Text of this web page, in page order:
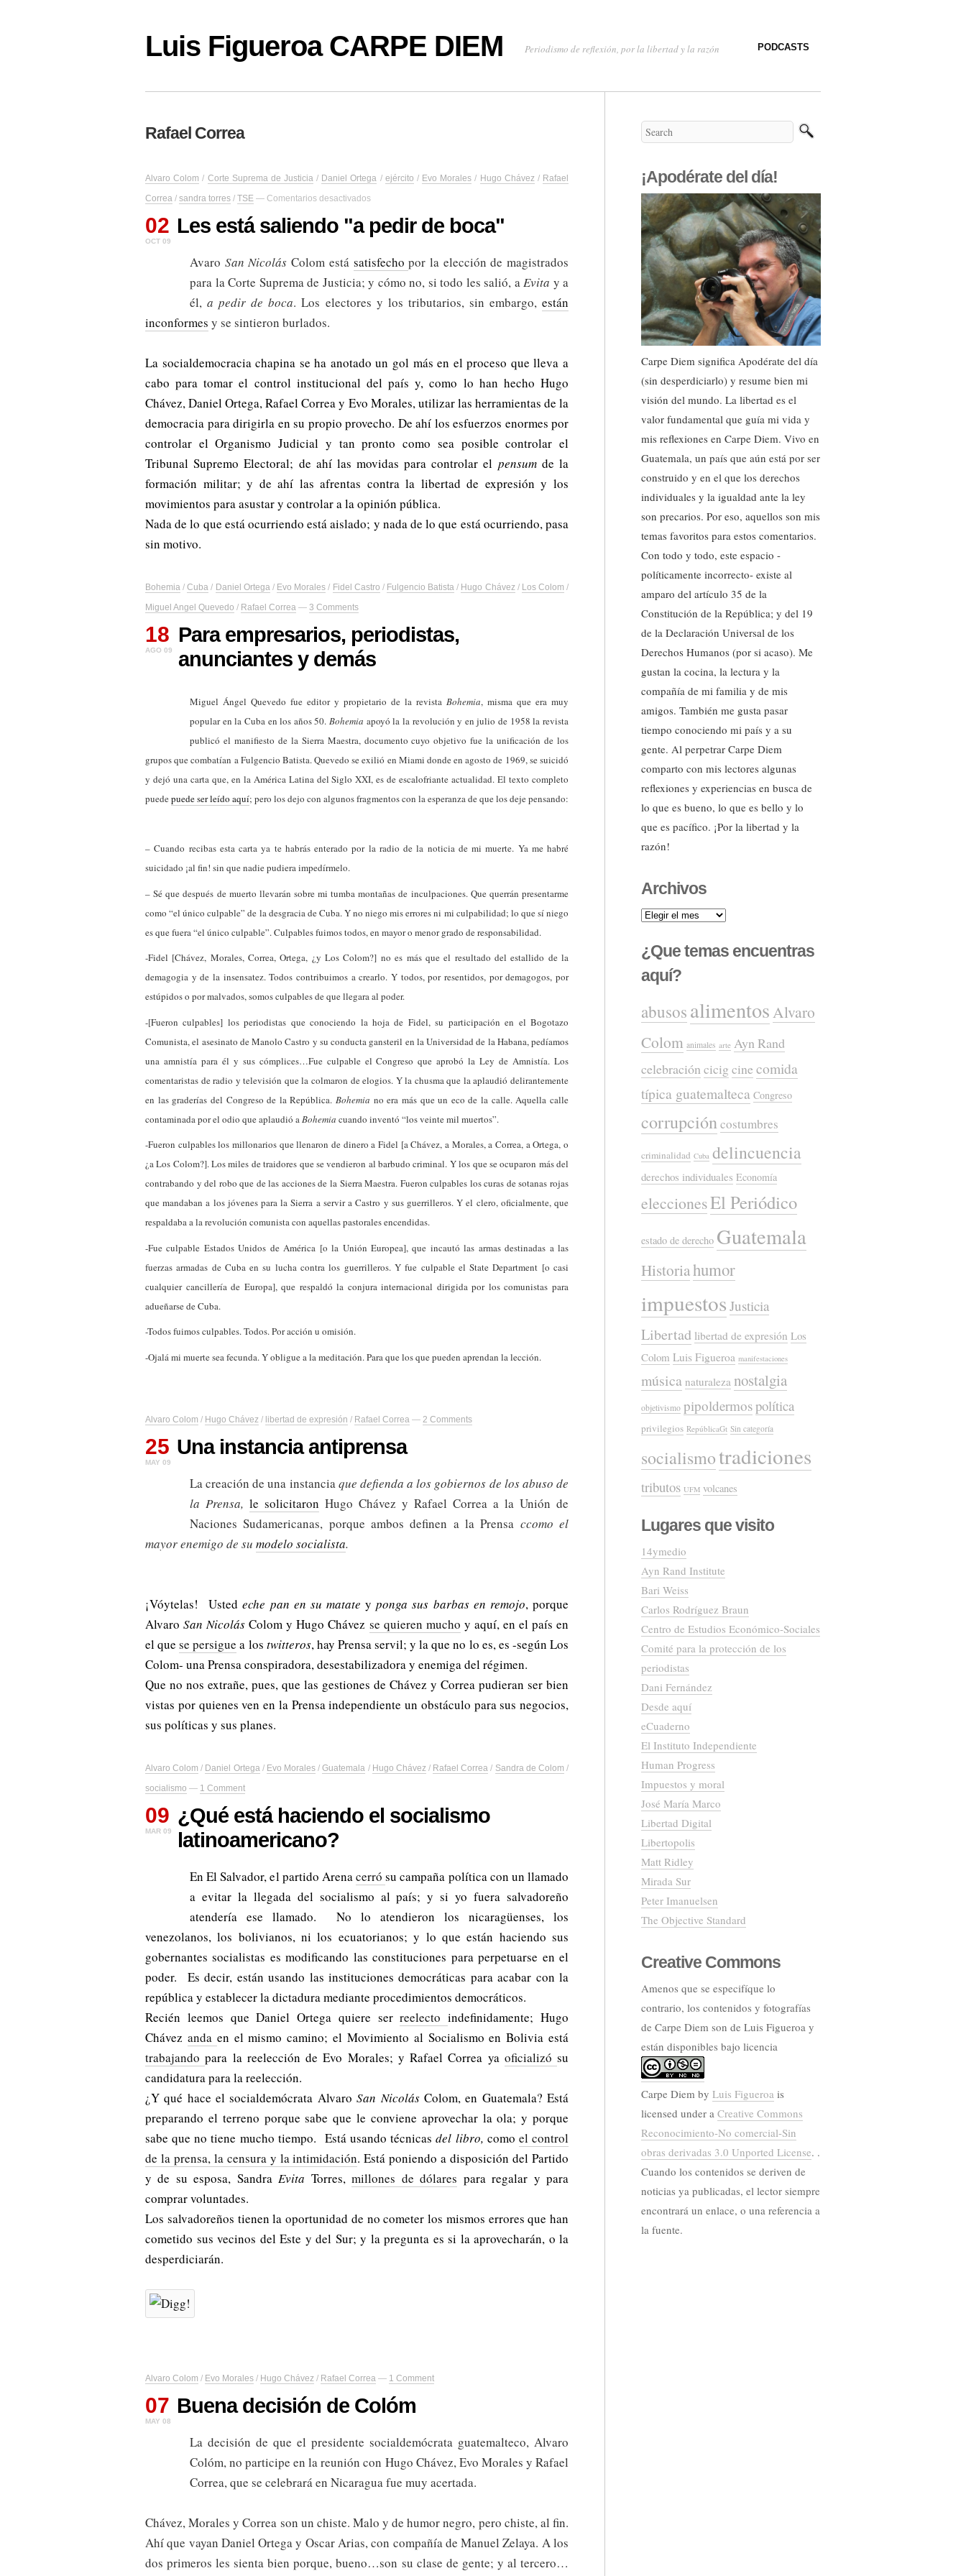
Luis Figueroa CARPE DIEM Periodismo de reflexión, por la libertad y la razón PODCASTS
Rafael Correa
Alvaro Colom / Corte Suprema de Justicia/ Daniel Ortega / ejército / Evo Morales / Hugo Chávez/ Rafael
Correa / sandra torres / TSE — Comentarios desactivados
saliendo
pedir
de
boca"
02
OCT 09
Les está saliendo "a pedir de boca"
Avaro San Nicolás Colom está satisfechopor la elección de magistrados
para la Corte Suprema de Justicia; y cómo no, si todo les salió, aEvita y a
él,a pedir de boca. Los electores y los tributarios, sin embargo,están
inconformes y se sintieron burlados.
La socialdemocracia chapina se ha anotado un gol más en el proceso que lleva a
cabo para tomar el control institucional del país y, como lo han hecho Hugo
Chávez, Daniel Ortega, Rafael Correa y Evo Morales, utilizar las herramientas de la
democracia para dirigirla en su propio provecho. De ahí los esfuerzos enormes por
controlar el Organismo Judicial y tan pronto como sea posible controlar el
Tribunal Supremo Electoral; de ahí las movidas para controlar el pensum de la
formación militar; y de ahí las afrentas contra la libertad de expresión y los
movimientos para asustar y controlar a la opinión pública.
Nada de lo que está ocurriendo está aislado; y nada de lo que está ocurriendo, pasa
sin motivo.
Bohemia /Cuba / Daniel Ortega/ Evo Morales / Fidel Castro / Fulgencio Batista / Hugo Chávez/ Los Colom /
Miguel Angel Quevedo / Rafael Correa — 3 Comments
18
AGO 09
Para empresarios, periodistas,
anunciantes y demás
Miguel Ángel Quevedo fue editor y propietario de la revista Bohemia, misma que era muy
popular en la Cuba en los años 50.Bohemia apoyó la la revolución y en julio de 1958 la revista
publicó el manifiesto de la Sierra Maestra, documento cuyo objetivo fue la unificación de los
grupos que combatían a Fulgencio Batista. Quevedo se exilió en Miami donde en agosto de 1969, se suicidó
y dejó una carta que, en la América Latina del Siglo XXI, es de escalofriante actualidad. El texto completo
puedepuede ser leído aquí; pero los dejo con algunos fragmentos con la esperanza de que los deje pensando:
–Cuando recibas esta carta ya te habrás enterado por la radio de la noticia de mi muerte. Ya me habré
suicidado ¡al fin! sin que nadie pudiera impedírmelo.
– Sé que después de muerto llevarán sobre mi tumba montañas de inculpaciones. Que querrán presentarme
como “el único culpable” de la desgracia de Cuba. Y no niego mis errores ni mi culpabilidad; lo que sí niego
es que fuera “el único culpable”. Culpables fuimos todos, en mayor o menor grado de responsabilidad.
-Fidel [Chávez, Morales, Correa, Ortega, ¿y Los Colom?] no es más que el resultado del estallido de la
demagogia y de la insensatez. Todos contribuimos a crearlo. Y todos, por resentidos, por demagogos, por
estúpidos o por malvados, somos culpables de que llegara al poder.
-[Fueron culpables] los periodistas que conociendo la hoja de Fidel, su participación en el Bogotazo
Comunista, el asesinato de Manolo Castro y su conducta gansteril en la Universidad de la Habana, pedíamos
una amnistía para él y sus cómplices…Fue culpable el Congreso que aprobó la Ley de Amnistía. Los
comentaristas de radio y televisión que la colmaron de elogios. Y la chusma que la aplaudió delirantemente
en las graderías del Congreso de la República.Bohemia no era más que un eco de la calle. Aquella calle
contaminada por el odio que aplaudió aBohemia cuando inventó “los veinte mil muertos”.
-Fueron culpables los millonarios que llenaron de dinero a Fidel [a Chávez, a Morales, a Correa, a Ortega, o
¿a Los Colom?]. Los miles de traidores que se vendieron al barbudo criminal. Y los que se ocuparon más del
contrabando y del robo que de las acciones de la Sierra Maestra. Fueron culpables los curas de sotanas rojas
que mandaban a los jóvenes para la Sierra a servir a Castro y sus guerrilleros. Y el clero, oficialmente, que
respaldaba a la revolución comunista con aquellas pastorales encendidas.
-Fue culpable Estados Unidos de América [o la Unión Europea], que incautó las armas destinadas a las
fuerzas armadas de Cuba en su lucha contra los guerrilleros. Y fue culpable el State Department [o casi
cualquier cancillería de Europa], que respaldó la conjura internacional dirigida por los comunistas para
adueñarse de Cuba.
-Todos fuimos culpables. Todos. Por acción u omisión.
-Ojalá mi muerte sea fecunda. Y obligue a la meditación. Para que los que pueden aprendan la lección.
Alvaro Colom / Hugo Chávez / libertad de expresión / Rafael Correa — 2 Comments
25
MAY 09
Una instancia antiprensa
La creación de una instanciaque defienda a los gobiernos de los abuso de
la Prensa, le solicitaron Hugo Chávez y Rafael Correa a la Unión de
Naciones Sudamericanas, porque ambos definen a la Prensa ccomo el
mayor enemigo de su modelo socialista.
¡Vóytelas! Ustedeche pan en su matate yponga sus barbas en remojo, porque
AlvaroSan Nicolás Colom y Hugo Chávez se quieren mucho y aquí, en el país en
el quese persigue a los twitteros, hay Prensa servil; y la que no lo es, es -según Los
Colom- una Prensa conspiradora, desestabilizadora y enemiga del régimen.
Que no nos extrañe, pues, que las gestiones de Chávez y Correa pudieran ser bien
vistas por quienes ven en la Prensa independiente un obstáculo para sus negocios,
sus políticas y sus planes.
Alvaro Colom / Daniel Ortega / Evo Morales /Guatemala / Hugo Chávez / Rafael Correa / Sandra de Colom /
socialismo — 1 Comment
09
MAR 09
¿Qué está haciendo el socialismo
latinoamericano?
En El Salvador, el partido Arenacerrósu campaña política con un llamado
a evitar la llegada del socialismo al país; y si yo fuera salvadoreño
atendería ese llamado. No lo atendieron los nicaragüenses, los
venezolanos, los bolivianos, ni los ecuatorianos; y lo que están haciendo sus
gobernantes socialistas es modificando las constituciones para perpetuarse en el
poder. Es decir, están usando las instituciones democráticas para acabar con la
república y establecer la dictadura mediante procedimientos democráticos.
Recién leemos que Daniel Ortega quiere serreelectoindefinidamente; Hugo
Chávez anda en el mismo camino; el Movimiento al Socialismo en Bolivia está
trabajandopara la reelección de Evo Morales; y Rafael Correa ya oficializó su
candidatura para la reelección.
¿Y qué hace el socialdemócrata AlvaroSan NicolásColom, en Guatemala? Está
preparando el terreno porque sabe que le conviene aprovechar la ola; y porque
sabe que no tiene mucho tiempo. Está usando técnicasdel libro, como el control
de la prensa, la censura y la intimidación. Está poniendo a disposición del Partido
y de su esposa, SandraEvita Torres,millones de dólares para regalar y para
comprar voluntades.
Los salvadoreños tienen la oportunidad de no cometer los mismos errores que han
cometido sus vecinos del Este y del Sur; y la pregunta es si la aprovecharán, o la
desperdiciarán.
Alvaro Colom / Evo Morales / Hugo Chávez / Rafael Correa — 1 Comment
07
MAY 08
Buena decisión de Colóm
La decisión de que el presidente socialdemócrata guatemalteco, Alvaro
Colóm, no participe en la reunión con Hugo Chávez, Evo Morales y Rafael
Correa, que se celebrará en Nicaragua fue muy acertada.
Chávez, Morales y Correa son un chiste. Malo y de humor negro, pero chiste, al fin.
Ahí que vayan Daniel Ortega y Oscar Arias, con compañía de Manuel Zelaya. A los
dos primeros les sienta bien porque, bueno…son su clase de gente; y al tercero…
¡Apodérate del día!
Carpe Diem significa Apodérate del día
(sin desperdiciarlo) y resume bien mi
visión del mundo. La libertad es el
valor fundamental que guía mi vida y
mis reflexiones en Carpe Diem. Vivo en
Guatemala, un país que aún está por ser
construido y en el que los derechos
individuales y la igualdad ante la ley
son precarios. Por eso, aquellos son mis
temas favoritos para estos comentarios.
Con todo y todo, este espacio -
políticamente incorrecto- existe al
amparo del artículo 35 de la
Constitución de la República; y del 19
de la Declaración Universal de los
Derechos Humanos (por si acaso). Me
gustan la cocina, la lectura y la
compañía de mi familia y de mis
amigos. También me gusta pasar
tiempo conociendo mi país y a su
gente. Al perpetrar Carpe Diem
comparto con mis lectores algunas
reflexiones y experiencias en busca de
lo que es bueno, lo que es bello y lo
que es pacífico. ¡Por la libertad y la
razón!
Archivos
Archivos
¿Que temas encuentras
aquí?
abusos alimentosAlvaro
Colom animales arte Ayn Rand
celebración cicig cine comida
típica guatemalteca Congreso
corrupcióncostumbres
criminalidad Cuba delincuencia
derechos individuales Economía
eleccionesEl Periódico
estado de derecho Guatemala
Historiahumor
impuestos Justicia
Libertad libertad de expresión Los
Colom Luis Figueroa manifestaciones
música naturaleza nostalgia
objetivismo pipoldermospolítica
privilegios RepúblicaGt Sin categoría
socialismotradiciones
tributos UFM volcanes
Lugares que visito
14ymedio
Ayn Rand Institute
Bari Weiss
Carlos Rodríguez Braun
Centro de Estudios Económico-Sociales
Comité para la protección de los
periodistas
Dani Fernández
Desde aquí
eCuaderno
El Instituto Independiente
Human Progress
Impuestos y moral
José María Marco
Libertad Digital
Libertopolis
Matt Ridley
Mirada Sur
Peter Imanuelsen
The Objective Standard
Creative Commons
Amenos que se especifíque lo
contrario, los contenidos y fotografías
de Carpe Diem son de Luis Figueroa y
están disponibles bajo licencia
Carpe Diem by Luis Figueroa is
licensed under a Creative Commons
Reconocimiento-No comercial-Sin
obras derivadas 3.0 Unported License. .
Cuando los contenidos se deriven de
noticias ya publicadas, el lector siempre
encontrará un enlace, o una referencia a
la fuente.